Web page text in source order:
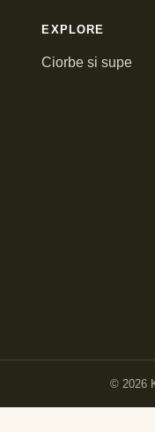
EXPLORE
Ciorbe si supe
© 2026